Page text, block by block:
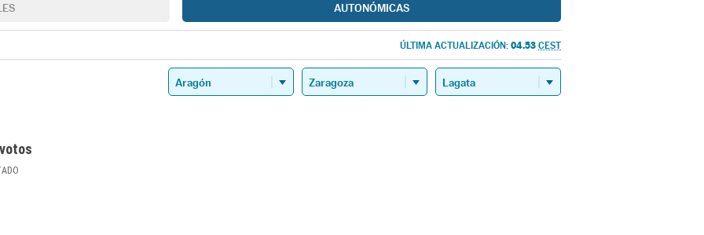
AUTONÓMICAS
ÚLTIMA ACTUALIZACIÓN: 04.53 CEST